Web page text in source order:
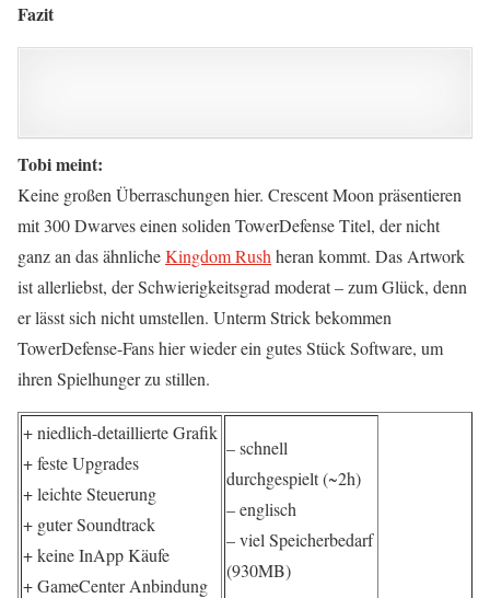
Fazit
Tobi meint:
Keine großen Überraschungen hier. Crescent Moon präsentieren
mit 300 Dwarves einen soliden TowerDefense Titel, der nicht
ganz an das ähnlicheKingdom Rush heran kommt. Das Artwork
ist allerliebst, der Schwierigkeitsgrad moderat – zum Glück, denn
er lässt sich nicht umstellen. Unterm Strick bekommen
TowerDefense-Fans hier wieder ein gutes Stück Software, um
ihren Spielhunger zu stillen.
+ niedlich-detaillierte Grafik
+ feste Upgrades
+ leichte Steuerung
+ guter Soundtrack
+ keine InApp Käufe
+ GameCenter Anbindung
– schnell
durchgespielt (~2h)
– englisch
– viel Speicherbedarf
(930MB)